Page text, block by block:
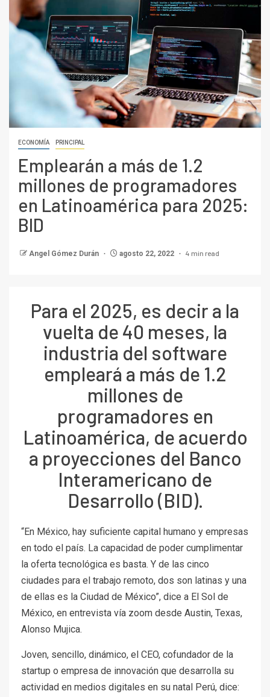
ECONOMÍA PRINCIPAL
Emplearán a más de 1.2
millones de programadores
en Latinoamérica para 2025:
BID
Angel Gómez Durán agosto 22, 2022 4 min read
Para el 2025, es decir a la
vuelta de 40 meses, la
industria del software
empleará a más de 1.2
millones de
programadores en
Latinoamérica, de acuerdo
a proyecciones del Banco
Interamericano de
Desarrollo (BID).
“En México, hay suficiente capital humano y empresas
en todo el país. La capacidad de poder cumplimentar
la oferta tecnológica es basta. Y de las cinco
ciudades para el trabajo remoto, dos son latinas y una
de ellas es la Ciudad de México”, dice a El Sol de
México, en entrevista vía zoom desde Austin, Texas,
Alonso Mujica.
Joven, sencillo, dinámico, el CEO, cofundador de la
startup o empresa de innovación que desarrolla su
actividad en medios digitales en su natal Perú, dice: